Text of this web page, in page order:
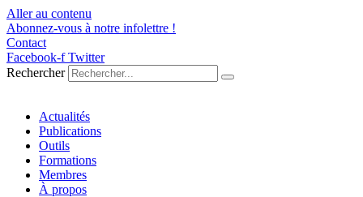
Aller au contenu
Abonnez-vous à notre infolettre !
Contact
Facebook-f Twitter
Rechercher
Actualités
Publications
Outils
Formations
Membres
À propos